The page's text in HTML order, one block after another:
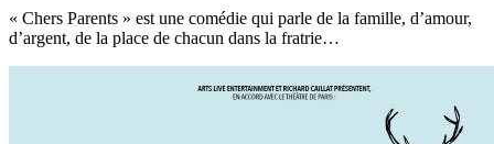
« Chers Parents » est une comédie qui parle de la famille, d’amour,
d’argent, de la place de chacun dans la fratrie…